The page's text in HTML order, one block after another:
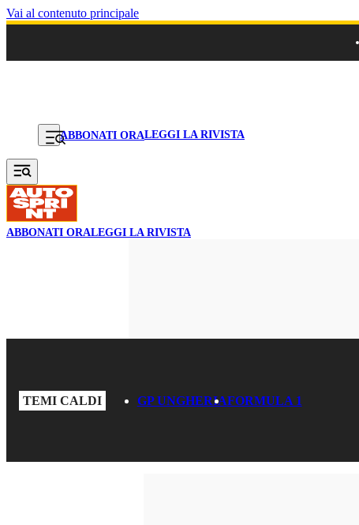
Vai al contenuto principale
ABBONATI ORALEGGI LA RIVISTA
ABBONATI ORALEGGI LA RIVISTA
TEMI CALDI GP UNGHERIAFORMULA 1